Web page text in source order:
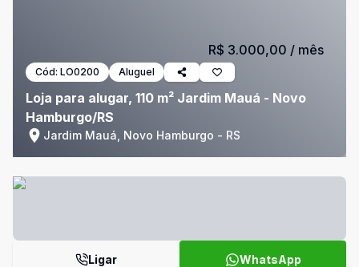
Cód: LO0200 Aluguel
Loja para alugar, 110 m² Jardim Mauá - Novo
Hamburgo/RS
Jardim Mauá, Novo Hamburgo - RS
R$ 3.000,00 / mês
Ligar WhatsApp